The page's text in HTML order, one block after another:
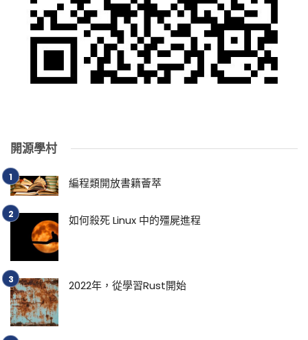
開源學村
編程類開放書籍薈萃
如何殺死 Linux 中的殭屍進程
2022年，從學習Rust開始